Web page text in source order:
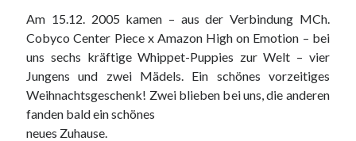
Am 15.12. 2005 kamen – aus der Verbindung MCh.
Cobyco Center Piece x Amazon High on Emotion – bei
uns sechs kräftige Whippet-Puppies zur Welt – vier
Jungens und zwei Mädels. Ein schönes vorzeitiges
Weihnachtsgeschenk! Zwei blieben bei uns, die anderen
fanden bald ein schönes
neues Zuhause.